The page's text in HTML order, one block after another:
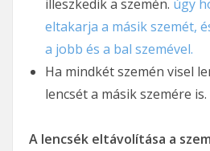
illeszkedik a szemén. úgy
eltakarja a másik szemét,
a jobb és a bal szemével.
Ha mindkét szemén visel
lencsét a másik szemére is.
A lencsék eltávolítása a